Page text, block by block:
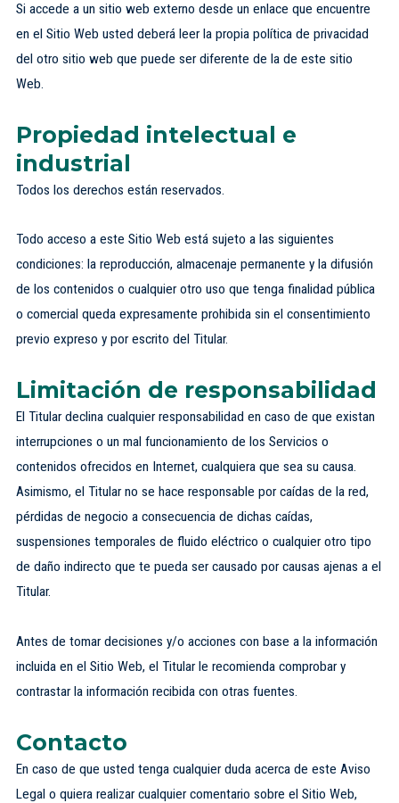
Si accede a un sitio web externo desde un enlace que encuentre
en el Sitio Web usted deberá leer la propia política de privacidad
del otro sitio web que puede ser diferente de la de este sitio
Web.
Propiedad intelectual e
industrial
Todos los derechos están reservados.
Todo acceso a este Sitio Web está sujeto a las siguientes
condiciones: la reproducción, almacenaje permanente y la difusión
de los contenidos o cualquier otro uso que tenga finalidad pública
o comercial queda expresamente prohibida sin el consentimiento
previo expreso y por escrito del Titular.
Limitación de responsabilidad
El Titular declina cualquier responsabilidad en caso de que existan
interrupciones o un mal funcionamiento de los Servicios o
contenidos ofrecidos en Internet, cualquiera que sea su causa.
Asimismo, el Titular no se hace responsable por caídas de la red,
pérdidas de negocio a consecuencia de dichas caídas,
suspensiones temporales de fluido eléctrico o cualquier otro tipo
de daño indirecto que te pueda ser causado por causas ajenas a el
Titular.
Antes de tomar decisiones y/o acciones con base a la información
incluida en el Sitio Web, el Titular le recomienda comprobar y
contrastar la información recibida con otras fuentes.
Contacto
En caso de que usted tenga cualquier duda acerca de este Aviso
Legal o quiera realizar cualquier comentario sobre el Sitio Web,